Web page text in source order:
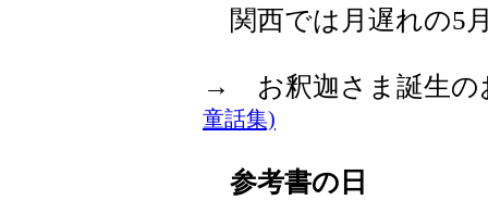
関西では月遅れの5
→ お釈迦さま誕生
童話集)
参考書の日